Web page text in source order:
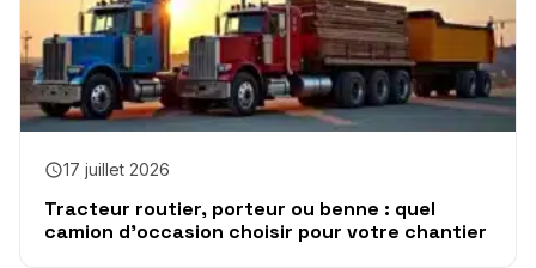
17 juillet 2026
Tracteur routier, porteur ou benne : quel
camion d’occasion choisir pour votre chantier